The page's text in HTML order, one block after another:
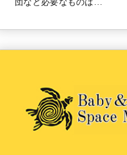
団など必要なものは…